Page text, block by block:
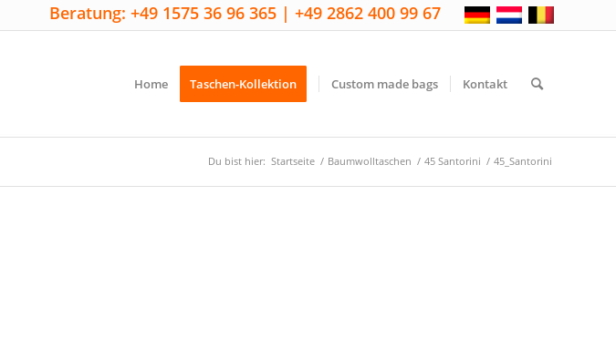
Beratung: +49 1575 36 96 365 | +49 2862 400 99 67
Home Taschen-Kollektion Custom made bags Kontakt
Du bist hier: Startseite / Baumwolltaschen / 45 Santorini / 45_Santorini